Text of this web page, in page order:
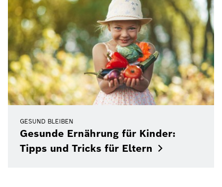
GESUND BLEIBEN
Gesunde Ernährung für Kinder:
Tipps und Tricks für Eltern